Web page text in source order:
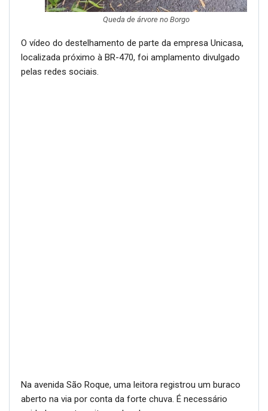
Queda de árvore no Borgo
O vídeo do destelhamento de parte da empresa Unicasa,
localizada próximo à BR-470, foi amplamento divulgado
pelas redes sociais.
Na avenida São Roque, uma leitora registrou um buraco
aberto na via por conta da forte chuva. É necessário